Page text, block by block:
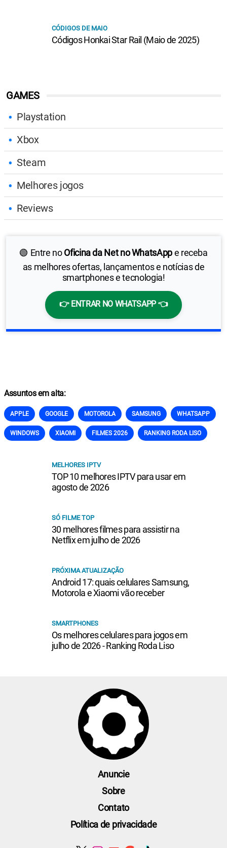
GAMES
Playstation
Xbox
Steam
Melhores jogos
Reviews
🟢 Entre noOficina da Net no WhatsAppe receba
as melhores ofertas, lançamentos e notícias de
smartphones e tecnologia!
👉 ENTRAR NO WHATSAPP 👈
CÓDIGOS DE MAIO
Códigos Honkai Star Rail (Maio de 2025)
Assuntos em alta:
APPLE GOOGLE MOTOROLA SAMSUNG WHATSAPP
WINDOWS XIAOMI FILMES 2026 RANKING RODA LISO
MELHORES IPTV
TOP 10 melhores IPTV para usar em
agosto de 2026
SÓ FILME TOP
30 melhores filmes para assistir na
Netflix em julho de 2026
PRÓXIMA ATUALIZAÇÃO
Android 17: quais celulares Samsung,
Motorola e Xiaomi vão receber
SMARTPHONES
Os melhores celulares para jogos em
julho de 2026 - Ranking Roda Liso
Anuncie
Sobre
Contato
Política de privacidade